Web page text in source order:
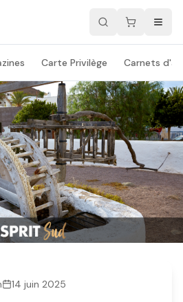
Carte Privilège Carnets
14 juin 2025